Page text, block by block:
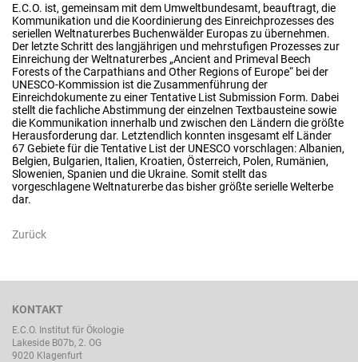
E.C.O. ist, gemeinsam mit dem Umweltbundesamt, beauftragt, die
Kommunikation und die Koordinierung des Einreichprozesses des
seriellen Weltnaturerbes Buchenwälder Europas zu übernehmen.
Der letzte Schritt des langjährigen und mehrstufigen Prozesses zur
Einreichung der Weltnaturerbes „Ancient and Primeval Beech
Forests of the Carpathians and Other Regions of Europe“ bei der
UNESCO-Kommission ist die Zusammenführung der
Einreichdokumente zu einer Tentative List Submission Form. Dabei
stellt die fachliche Abstimmung der einzelnen Textbausteine sowie
die Kommunikation innerhalb und zwischen den Ländern die größte
Herausforderung dar. Letztendlich konnten insgesamt elf Länder
67 Gebiete für die Tentative List der UNESCO vorschlagen: Albanien,
Belgien, Bulgarien, Italien, Kroatien, Österreich, Polen, Rumänien,
Slowenien, Spanien und die Ukraine. Somit stellt das
vorgeschlagene Weltnaturerbe das bisher größte serielle Welterbe
dar.
Zurück
KONTAKT
E.C.O. Institut für Ökologie
Lakeside B07b, 2. OG
9020 Klagenfurt